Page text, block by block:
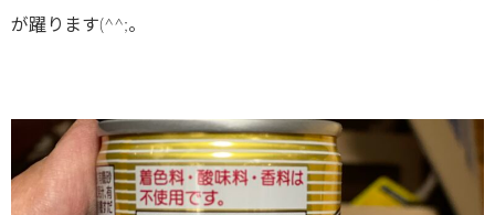
が躍ります(^^;。